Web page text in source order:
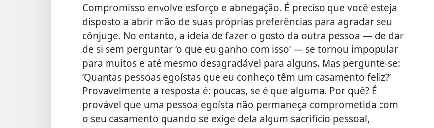
Compromisso envolve esforço e abnegação. É preciso que você esteja
disposto a abrir mão de suas próprias preferências para agradar seu
cônjuge. No entanto, a ideia de fazer o gosto da outra pessoa — de dar
de si sem perguntar ‘o que eu ganho com isso’ — se tornou impopular
para muitos e até mesmo desagradável para alguns. Mas pergunte-se:
‘Quantas pessoas egoístas que eu conheço têm um casamento feliz?’
Provavelmente a resposta é: poucas, se é que alguma. Por quê? É
provável que uma pessoa egoísta não permaneça comprometida com
o seu casamento quando se exige dela algum sacrifício pessoal,